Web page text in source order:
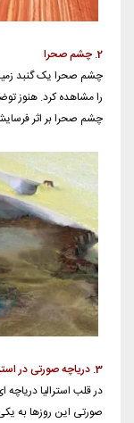
2. چشم صحرا
را مشاهده کرد. هنوز
چشم صحرا بر اثر
3. دریاچه صورتی در استرالیا
در قلب استرالیا
صورتی این روزها به